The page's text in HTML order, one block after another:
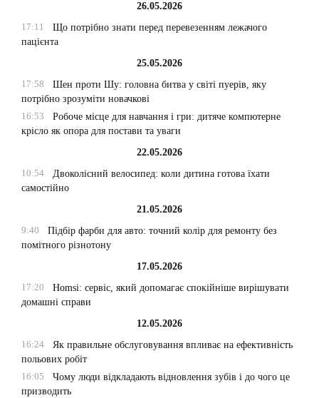
26.05.2026
17:11
Що потрібно знати перед перевезенням лежачого
пацієнта
25.05.2026
17:58
Шен проти Шу: головна битва у світі пуерів, яку
потрібно зрозуміти новачкові
16:53
Робоче місце для навчання і гри: дитяче компютерне
крісло як опора для постави та уваги
22.05.2026
10:54
Двоколісний велосипед: коли дитина готова їхати
самостійно
21.05.2026
9:40
Підбір фарби для авто: точний колір для ремонту без
помітного різнотону
17.05.2026
17:20
Homsi: сервіс, який допомагає спокійніше вирішувати
домашні справи
12.05.2026
16:24
Як правильне обслуговування впливає на ефективність
польових робіт
16:05
Чому люди відкладають відновлення зубів і до чого це
призводить